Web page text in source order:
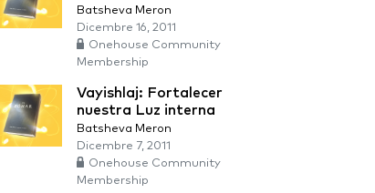
Batsheva Meron
Dicembre 16, 2011
Onehouse Community
Membership
Vayishlaj: Fortalecer
nuestra Luz interna
Batsheva Meron
Dicembre 7, 2011
Onehouse Community
Membership